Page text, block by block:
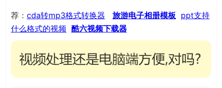
荐： cda转mp3格式转换器 旅游电子相册模板 ppt支持
什么格式的视频 酷六视频下载器